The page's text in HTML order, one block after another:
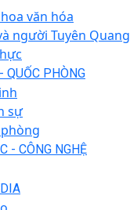
văn hóa
người Tuyên Quang
QUỐC PHÒNG
sự
- CÔNG NGHỆ